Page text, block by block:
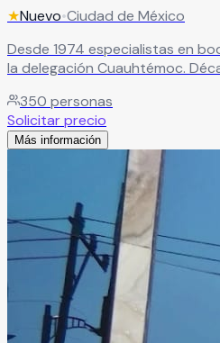
★Nuevo•Ciudad de México
Desde 1974 especialistas en
la delegación Cuauhtémoc.
primer nivel.Leer más
350 personas
Solicitar precio
Más información